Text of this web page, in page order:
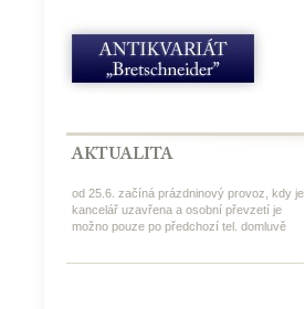
od 25.6. začíná prázdninový provoz, kdy je
kancelář uzavřena a osobní převzetí je
možno pouze po předchozí tel. domluvě